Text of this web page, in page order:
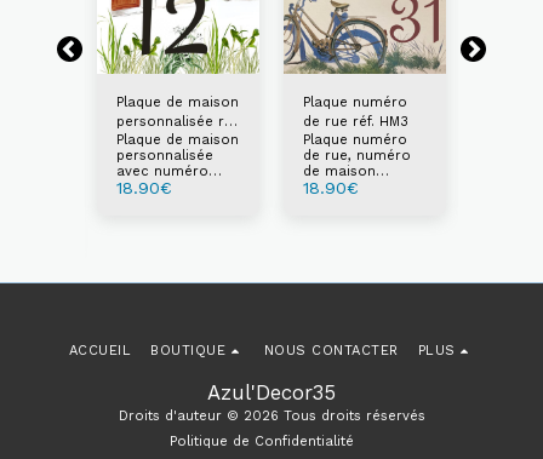
Plaque de maison
personnalisée réf.
FM7
Plaque de maison
personnalisée
avec numéro
et/ou texte
18.90€
Plaque numéro
de rue réf. HM3
Plaque numéro
de rue, numéro
de maison
personnalisé au
18.90€
Azul'Decor35
Droits d'auteur © 2026 Tous droits réservés
Politique de Confidentialité
ACCUEIL BOUTIQUE NOUS CONTACTER PLUS